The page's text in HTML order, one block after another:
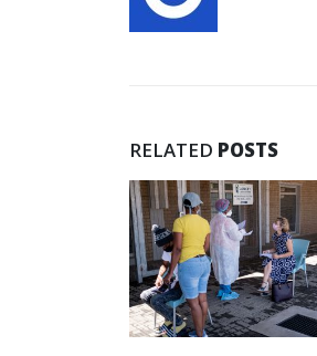
RELATED POSTS